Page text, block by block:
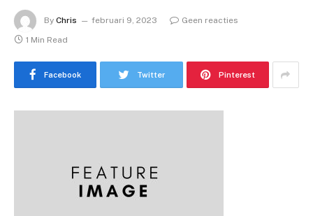
By Chris februari 9, 2023
Geen reacties
1 Min Read
Facebook Twitter Pinterest